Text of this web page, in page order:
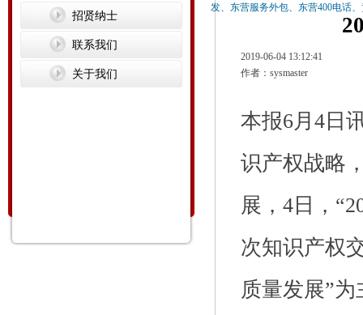
招贤纳士
联系我们
关于我们
发、东营服务外包、东营400电话
2019-06-04 13:12:41
作者：sysmaster
本报6月4日
识产权战略
展，4日，
次知识产权
质量发展”